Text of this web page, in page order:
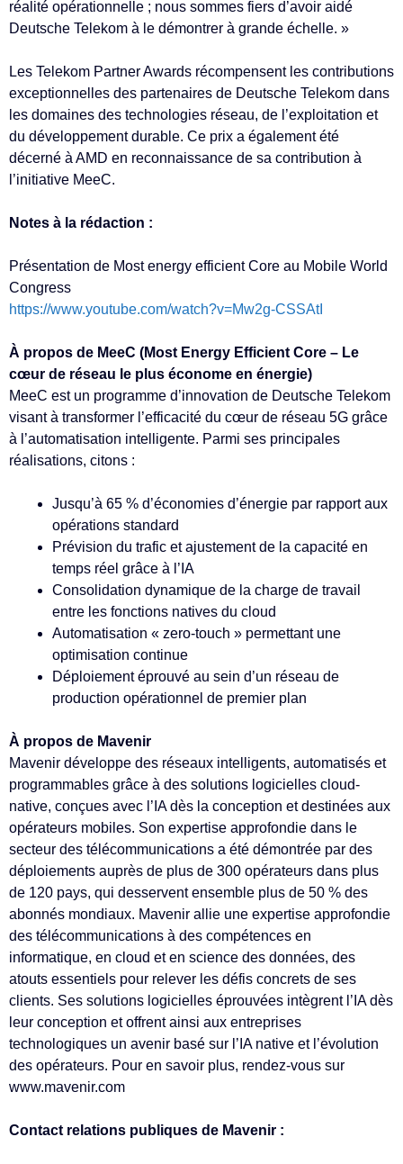
réalité opérationnelle ; nous sommes fiers d’avoir aidé
Deutsche Telekom à le démontrer à grande échelle. »
Les Telekom Partner Awards récompensent les contributions
exceptionnelles des partenaires de Deutsche Telekom dans
les domaines des technologies réseau, de l’exploitation et
du développement durable. Ce prix a également été
décerné à AMD en reconnaissance de sa contribution à
l’initiative MeeC.
Notes à la rédaction :
Présentation de Most energy efficient Core au Mobile World
Congress
https://www.youtube.com/watch?v=Mw2g-CSSAtI
À propos de MeeC (Most Energy Efficient Core – Le
cœur de réseau le plus économe en énergie)
MeeC est un programme d’innovation de Deutsche Telekom
visant à transformer l’efficacité du cœur de réseau 5G grâce
à l’automatisation intelligente. Parmi ses principales
réalisations, citons :
Jusqu’à 65 % d’économies d’énergie par rapport aux
opérations standard
Prévision du trafic et ajustement de la capacité en
temps réel grâce à l’IA
Consolidation dynamique de la charge de travail
entre les fonctions natives du cloud
Automatisation « zero-touch » permettant une
optimisation continue
Déploiement éprouvé au sein d’un réseau de
production opérationnel de premier plan
À propos de Mavenir
Mavenir développe des réseaux intelligents, automatisés et
programmables grâce à des solutions logicielles cloud-
native, conçues avec l’IA dès la conception et destinées aux
opérateurs mobiles. Son expertise approfondie dans le
secteur des télécommunications a été démontrée par des
déploiements auprès de plus de 300 opérateurs dans plus
de 120 pays, qui desservent ensemble plus de 50 % des
abonnés mondiaux. Mavenir allie une expertise approfondie
des télécommunications à des compétences en
informatique, en cloud et en science des données, des
atouts essentiels pour relever les défis concrets de ses
clients. Ses solutions logicielles éprouvées intègrent l’IA dès
leur conception et offrent ainsi aux entreprises
technologiques un avenir basé sur l’IA native et l’évolution
des opérateurs. Pour en savoir plus, rendez-vous sur
www.mavenir.com
Contact relations publiques de Mavenir :